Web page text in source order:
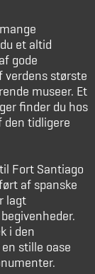
et altid
gode
verdens største
museer. Et
finder du hos
den tidligere
Fort Santiago
af spanske
lagt
i den
stille oase